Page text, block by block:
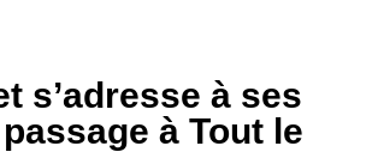
s’adresse à ses
à Tout le